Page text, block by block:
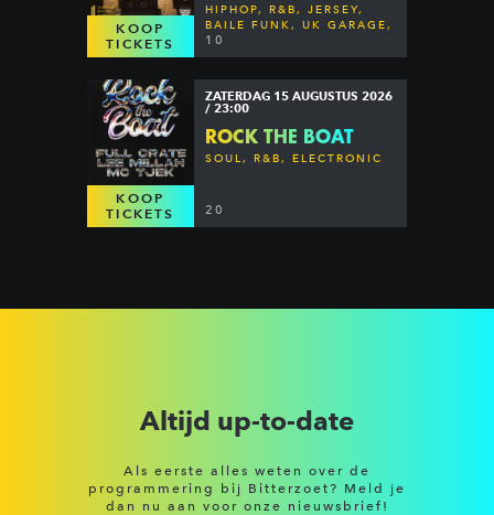
KOOP
TICKETS
HIPHOP, R&B, JERSEY,
BAILE FUNK, UK GARAGE,
DANCEHALL & MORE
10
KOOP
TICKETS
ZATERDAG 15 AUGUSTUS 2026
/ 23:00
ROCK THE BOAT
SOUL, R&B, ELECTRONIC
20
Altijd up-to-date
Als eerste alles weten over de
programmering bij Bitterzoet? Meld je
dan nu aan voor onze nieuwsbrief!